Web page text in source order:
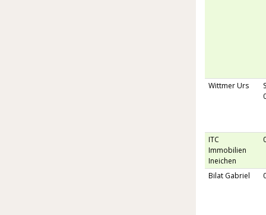
Wittmer Urs
ITC
Immobilien
Ineichen
Bilat Gabriel